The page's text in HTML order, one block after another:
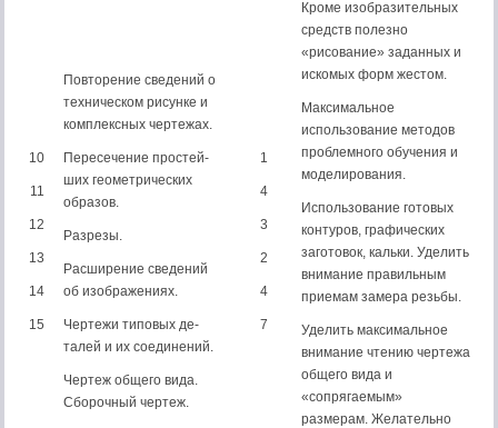
10
11
12
13
14
15
Повторение сведений о
техническом рисунке и
комплексных чер­тежах.
Пересечение простей­
ших геометрических
образов.
Разрезы.
Расширение сведений
об изображениях.
Чертежи типовых де­
талей и их соединений.
Чертеж общего вида.
Сборочный чертеж.
1
4
3
2
4
7
Кроме изобразительных
средств полезно
«рисование» заданных и
искомых форм жестом.
Максимальное
использование методов
проблемного обучения и
моделирования.
Использование готовых
контуров, графических
заготовок, кальки. Уделить
внимание правильным
приемам замера резьбы.
Уделить максимальное
внимание чтению чертежа
общего вида и
«сопрягаемым»
размерам. Желательно